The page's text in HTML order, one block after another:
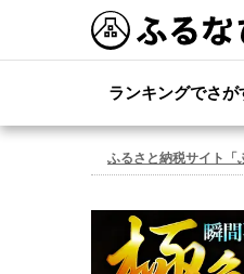
ランキングでさが
ふるさと納税サイト「